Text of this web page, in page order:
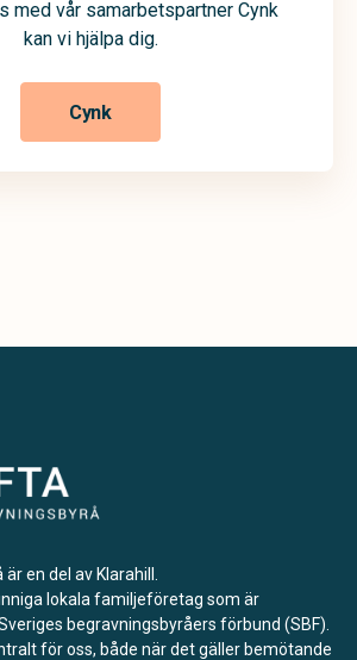
med vår samarbetspartner Cynk
kan vi hjälpa dig.
Cynk
en del av Klarahill.
lokala familjeföretag som är
begravningsbyråers förbund (SBF).
för oss, både när det gäller bemötande